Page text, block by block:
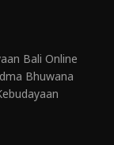
Bali Online
Bhuwana